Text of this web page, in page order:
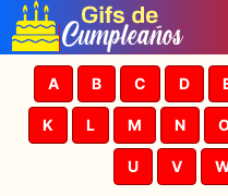
Skip to
A B C D
K L M N
U V